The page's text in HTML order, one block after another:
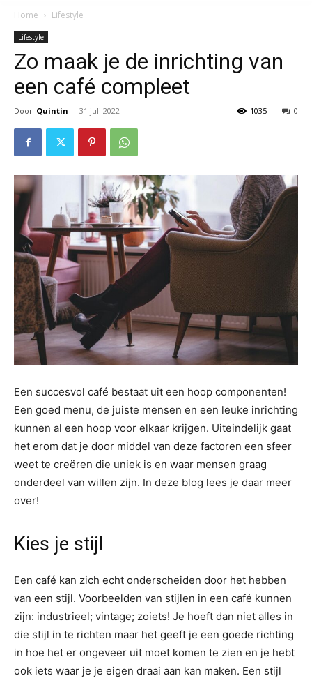
Home Lifestyle
Lifestyle
Zo maak je de inrichting van
een café compleet
Door Quintin - 31 juli 2022 0
1035
Een succesvol café bestaat uit een hoop componenten!
Een goed menu, de juiste mensen en een leuke inrichting
kunnen al een hoop voor elkaar krijgen. Uiteindelijk gaat
het erom dat je door middel van deze factoren een sfeer
weet te creëren die uniek is en waar mensen graag
onderdeel van willen zijn. In deze blog lees je daar meer
over!
Kies je stijl
Een café kan zich echt onderscheiden door het hebben
van een stijl. Voorbeelden van stijlen in een café kunnen
zijn: industrieel; vintage; zoiets! Je hoeft dan niet alles in
die stijl in te richten maar het geeft je een goede richting
in hoe het er ongeveer uit moet komen te zien en je hebt
ook iets waar je je eigen draai aan kan maken. Een stijl